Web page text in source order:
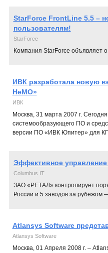
StarForce FrontLine 5.5 –
пользователям!
StarForce
Компания StarForce объявляет
ИВК разработала новую
НеМО»
ИВК
Москва, 31 марта 2007 г.
системообразующего ПО и
версии ПО «ИВК Юпитер» для
Эффективное
Columbus IT
ЗАО «РЕТАЛ» контролирует
России и 5 заводов за рубежом
Atlansys Software
Atlansys Software
Москва, 01 Апреля 2008 г. –